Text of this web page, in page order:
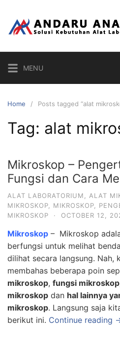
content
MENU
Home Posts tagged “alat
Tag: alat
Mikroskop –
Fungsi dan Cara
ALAT LABORATORIUM ALAT
MIKROSKOP
MIKROSKOP
MIKROSKOP
· OCTOBER 12,
Mikroskop – Mikroskop
berfungsi untuk melihat
dilihat secara langsung. Nah,
membahas beberapa poin
mikroskop, fungsi mikroskop
mikroskop dan hal lainnya
mikroskop. Langsung saja
berikut ini. Continue reading